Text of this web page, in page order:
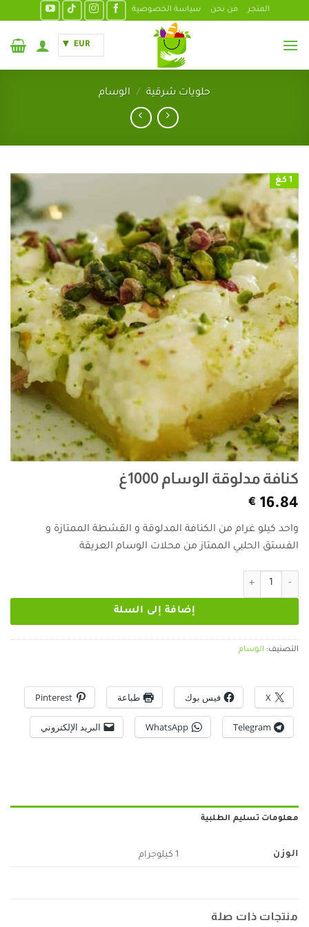
المتجر من نحن سياسة الخصوصية
EUR
حلويات شرقية / الوسام
1 كغ
كنافة مدلوقة الوسام 1000غ
16.84
€
واحد كيلو غرام من الكنافة المدلوقة و القشطة الممتازة و
الفستق الحلبي الممتاز من محلات الوسام العريقة
كمية كنافة مدلوقة الوسام 1000غ
إضافة إلى السلة
التصنيف: الوسام
X فيس بوك طباعة Pinterest
Telegram
WhatsApp البريد الإلكتروني
معلومات تسليم الطلبية
الوزن 1 كيلوجرام
منتجات ذات صلة